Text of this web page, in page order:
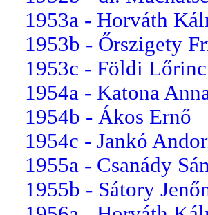
1953a - Horváth
1953b - Őrszigety
1953c - Földi Lőrinc
1954a - Katona
1954b - Ákos Ernő
1954c - Jankó
1955a - Csanády
1955b - Sátory